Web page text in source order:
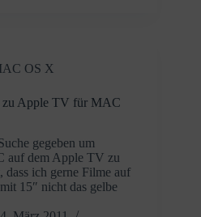
OS X
zu Apple TV für MAC
gegeben um
auf dem Apple TV zu
dass ich gerne Filme auf
15″ nicht das gelbe